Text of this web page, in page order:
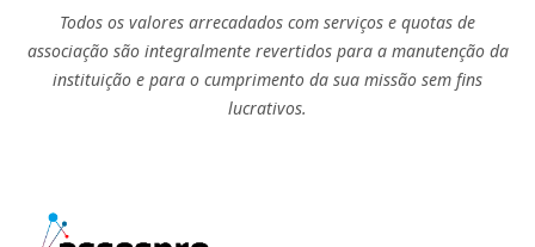
Todos os valores arrecadados com serviços e quotas de
associação são integralmente revertidos para a manutenção da
instituição e para o cumprimento da sua missão sem fins
lucrativos.